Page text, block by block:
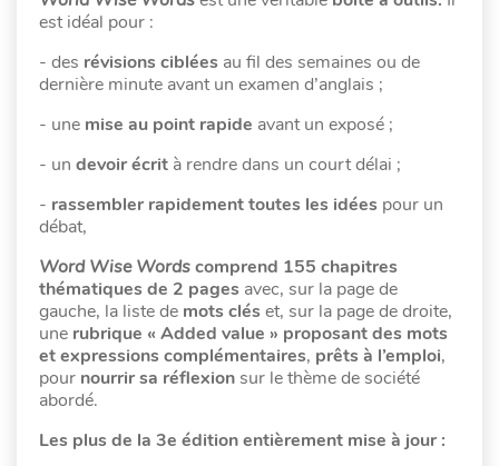
est idéal pour :
- des révisions ciblées au fil des semaines ou de
dernière minute avant un examen d’anglais ;
- une mise au point rapide avant un exposé ;
- un devoir écrit à rendre dans un court délai ;
- rassembler rapidement toutes les idées pour un
débat,
Word Wise Wordscomprend 155 chapitres
thématiques de 2 pages avec, sur la page de
gauche, la liste de mots clés et, sur la page de droite,
une rubrique « Added value » proposant des mots
et expressions complémentaires, prêts à l’emploi,
pour nourrir sa réflexionsur le thème de société
abordé.
Les plus de la 3e éditionentièrement mise à jour :